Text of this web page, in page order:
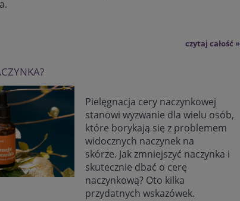
czytaj całość »
Pielęgnacja cery naczynkowej
stanowi wyzwanie dla wielu osób,
które borykają się z problemem
widocznych naczynek na
skórze. Jak zmniejszyć naczynka i
skutecznie dbać o cerę
naczynkową? Oto kilka
przydatnych wskazówek.